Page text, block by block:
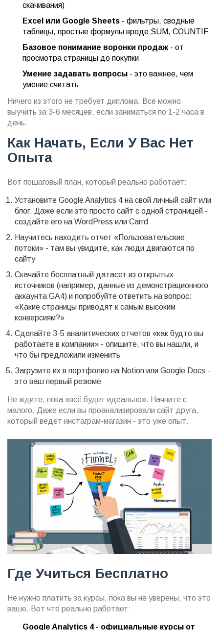
скачивания)
Excel или Google Sheets - фильтры, сводные
таблицы, простые формулы вроде SUM, COUNTIF
Базовое понимание воронки продаж - от
просмотра страницы до покупки
Умение задавать вопросы - это важнее, чем
умение считать
Ничего из этого не требует диплома. Все можно
выучить за 3-6 месяцев, если заниматься по 1-2 часа в
день.
Как Начать, Если У Вас Нет
Опыта
Вот пошаговый план, который реально работает:
Установите Google Analytics 4 на свой личный сайт или
блог. Даже если это просто сайт с одной страницей -
создайте его на WordPress или Carrd
Научитесь находить отчет «Пользовательские
потоки» - там вы увидите, как люди двигаются по
сайту
Скачайте бесплатный датасет из открытых
источников (например, данные из демонстрационного
аккаунта GA4) и попробуйте ответить на вопрос:
«Какие страницы приводят к самым высоким
конверсиям?»
Сделайте 3-5 аналитических отчетов «как будто вы
работаете в компании» - опишите, что вы нашли, и
что бы предложили изменить
Загрузите их в портфолио на Notion или Google Docs -
это ваш первый резюме
Не ждите, пока «всё будет идеально». Начните с
малого. Даже если вы проанализировали сайт друга,
который ведёт инстаграм-магазин - это уже опыт.
Где Учиться Бесплатно
Не нужно платить за курсы, пока вы не уверены, что это
ваше. Вот что реально работает:
Google Analytics 4 - официальные курсы от